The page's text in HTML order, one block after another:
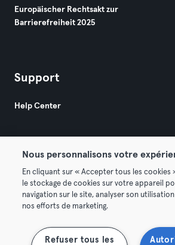
Europäischer Rechtsakt zur
Barrierefreiheit 2025
Support
Help Center
© 2026 Urban Sports Group GmbH.
AGB Datenschutz
Vertrag hier kündigen Hier
Nous personnalisons votre
En cliquant sur « Accepter tous les cookies
le stockage de cookies sur votre appareil
navigation sur le site, analyser son
nos efforts de marketing.
Refuser tous les